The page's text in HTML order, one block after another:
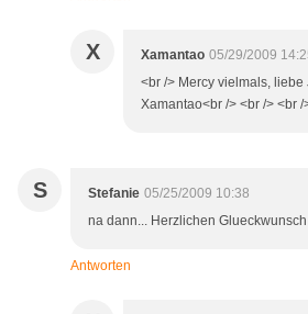
X Xamantao 05/29/2009
<br /> Mercy vielmals, liebe
Xamantao<br /> <br /> <br /
S Stefanie 05/25/2009 10:38
na dann... Herzlichen Glueckwunsch
Antworten